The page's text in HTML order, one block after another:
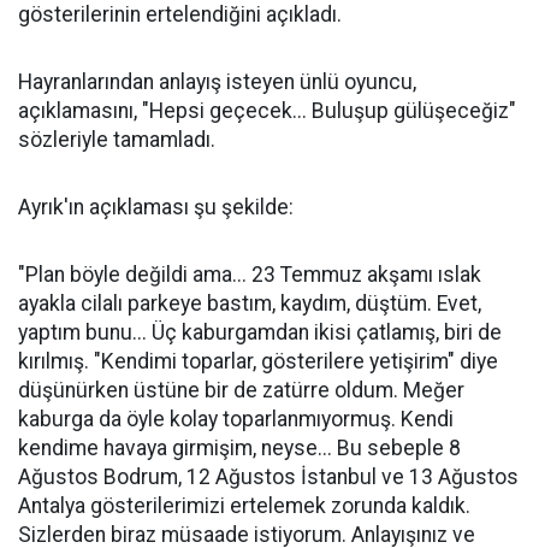
gösterilerinin ertelendiğini açıkladı.
Hayranlarından anlayış isteyen ünlü oyuncu,
açıklamasını, "Hepsi geçecek... Buluşup gülüşeceğiz"
sözleriyle tamamladı.
Ayrık'ın açıklaması şu şekilde:
"Plan böyle değildi ama... 23 Temmuz akşamı ıslak
ayakla cilalı parkeye bastım, kaydım, düştüm. Evet,
yaptım bunu... Üç kaburgamdan ikisi çatlamış, biri de
kırılmış. "Kendimi toparlar, gösterilere yetişirim" diye
düşünürken üstüne bir de zatürre oldum. Meğer
kaburga da öyle kolay toparlanmıyormuş. Kendi
kendime havaya girmişim, neyse... Bu sebeple 8
Ağustos Bodrum, 12 Ağustos İstanbul ve 13 Ağustos
Antalya gösterilerimizi ertelemek zorunda kaldık.
Sizlerden biraz müsaade istiyorum. Anlayışınız ve